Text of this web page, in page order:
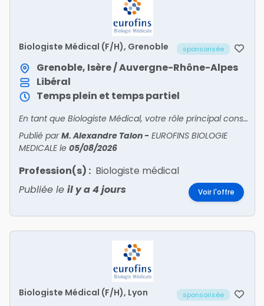
Biologiste Médical (F/H), Grenoble sponsorisée
Grenoble, Isère / Auvergne-Rhône-Alpes
Libéral
Temps plein et temps partiel
En tant que Biologiste Médical, votre rôle principal consiste à encadrer toutes les activités du site sous votre responsabilité. Vous êtes en relation avec patients et confrères pour l'accueil
Publié parM. Alexandre Talon- EUROFINS BIOLOGIE
MEDICALEle 05/08/2026
Profession(s) : Biologiste médical
Publiée le il y a 4 jours Voir l'offre
Biologiste Médical (F/H), Lyon sponsorisée